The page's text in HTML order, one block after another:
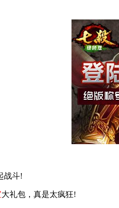
战斗!
大礼包，真是太疯狂!